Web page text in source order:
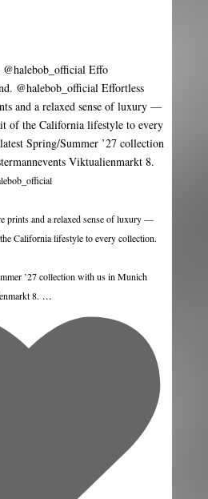
Effo
prints and a relaxed sense of luxury —
California lifestyle to every collection.
’27 collection with us in Munich
8. ...